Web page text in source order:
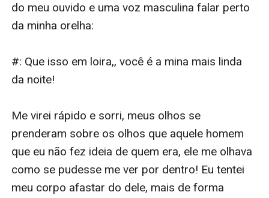
do meu ouvido e uma voz masculina falar perto
da minha orelha:
#: Que isso em loira,, você é a mina mais linda
da noite!
Me virei rápido e sorri, meus olhos se
prenderam sobre os olhos que aquele homem
que eu não fez ideia de quem era, ele me olhava
como se pudesse me ver por dentro! Eu tentei
meu corpo afastar do dele, mais de forma